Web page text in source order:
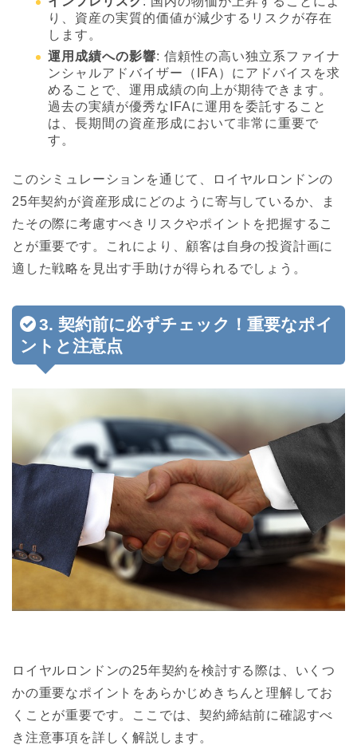
り、資産の実質的価値が減少するリスクが存在
します。
運用成績への影響: 信頼性の高い独立系ファイナ
ンシャルアドバイザー（IFA）にアドバイスを求
めることで、運用成績の向上が期待できます。
過去の実績が優秀なIFAに運用を委託すること
は、長期間の資産形成において非常に重要で
す。
このシミュレーションを通じて、ロイヤルロンドンの
25年契約が資産形成にどのように寄与しているか、ま
たその際に考慮すべきリスクやポイントを把握するこ
とが重要です。これにより、顧客は自身の投資計画に
適した戦略を見出す手助けが得られるでしょう。
3. 契約前に必ずチェック！重要なポイ
ントと注意点
ロイヤルロンドンの25年契約を検討する際は、いくつ
かの重要なポイントをあらかじめきちんと理解してお
くことが重要です。ここでは、契約締結前に確認すべ
き注意事項を詳しく解説します。